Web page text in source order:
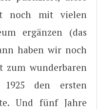
noch mit vielen
ergänzen (das
haben wir noch
zum wunderbaren
den ersten
Und fünf Jahre